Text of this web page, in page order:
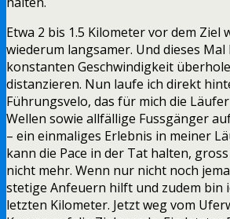
Etwa 2 bis 1.5 Kilometer vor dem Ziel
wiederum langsamer. Und dieses
konstanten Geschwindigkeit
distanzieren. Nun laufe ich direkt
Führungsvelo, das für mich die
Wellen sowie allfällige Fussgänger
– ein einmaliges Erlebnis in meiner
kann die Pace in der Tat halten,
nicht mehr. Wenn nur nicht noch
stetige Anfeuern hilft und zudem bin
letzten Kilometer. Jetzt weg vom